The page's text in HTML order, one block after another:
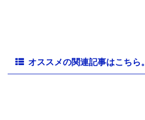
オススメの関連記事はこちら。